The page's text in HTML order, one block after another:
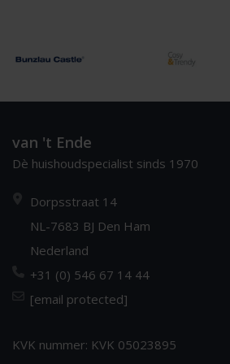
van 't Ende
Dè huishoudspecialist sinds 1970
Dorpsstraat 14
NL-7683 BJ Den Ham
Nederland
+31 (0) 546 67 14 44
[email protected]
KVK nummer: KVK 05023895